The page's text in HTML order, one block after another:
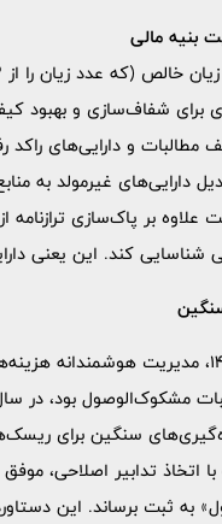
بنیه مالی
برای شفاف‌سازی و بهبود
مطالبات و دارایی‌های راکد
دارایی‌های غیرمولد به
شناسایی کند. این یعنی
سنگین برای
به ثبت برساند. این